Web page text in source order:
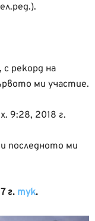
рекорд на
ми участие.
9:28, 2018 г.
последното ми
г. тук.